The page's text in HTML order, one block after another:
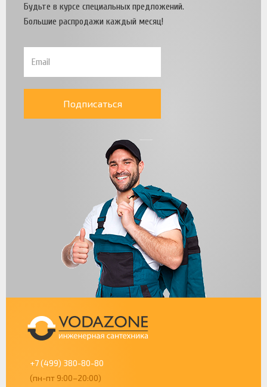
Будьте в курсе специальных предложений.
Большие распродажи каждый месяц!
Подписаться
+7 (499) 380-80-80
(пн-пт 9:00–20:00)